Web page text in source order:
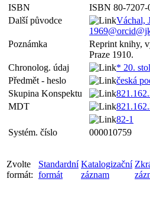
ISBN
ISBN 80-7207-
Další původce
Váchal,
Poznámka
Reprint knihy,
Praze 1910.
Chronolog. údaj
* 20.
Předmět - heslo
česká
Skupina Konspektu
MDT
82-1
Systém. číslo
000010759
Zvolte
formát:
Standardní
formát
Katalogizační
záznam